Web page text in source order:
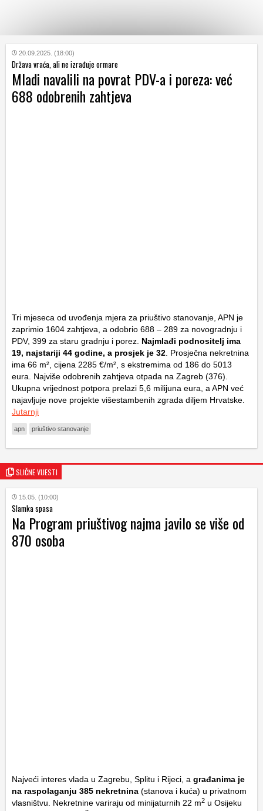
KATEGORIJE
HRVATSKI
WEB
20.09.2025. (18:00)
Država vraća, ali ne izrađuje ormare
Mladi navalili na povrat PDV-a i poreza: već
688 odobrenih zahtjeva
Tri mjeseca od uvođenja mjera za priuštivo stanovanje, APN je
zaprimio 1604 zahtjeva, a odobrio 688 – 289 za novogradnju i
PDV, 399 za staru gradnju i porez. Najmlađi podnositelj ima
19, najstariji 44 godine, a prosjek je 32 . Prosječna nekretnina
ima 66 m², cijena 2285 €/m², s ekstremima od 186 do 5013
eura. Najviše odobrenih zahtjeva otpada na Zagreb (376).
Ukupna vrijednost potpora prelazi 5,6 milijuna eura, a APN već
najavljuje nove projekte višestambenih zgrada diljem Hrvatske.
Jutarnji
apn priuštivo stanovanje
SLIČNE VIJESTI
15.05. (10:00)
Slamka spasa
Na Program priuštivog najma javilo se više od
870 osoba
Najveći interes vlada u Zagrebu, Splitu i Rijeci, a građanima je
na raspolaganju 385 nekretnina (stanova i kuća) u privatnom
vlasništvu. Nekretnine variraju od minijaturnih 22 m2 u Osijeku